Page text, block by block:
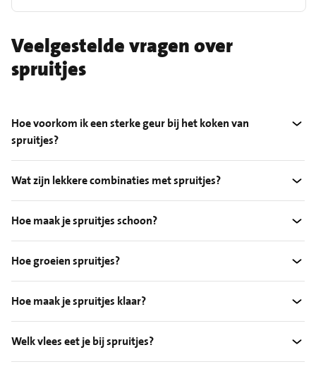
Veelgestelde vragen over
spruitjes
Hoe voorkom ik een sterke geur bij het koken van
spruitjes?
Wat zijn lekkere combinaties met spruitjes?
Hoe maak je spruitjes schoon?
Hoe groeien spruitjes?
Hoe maak je spruitjes klaar?
Welk vlees eet je bij spruitjes?